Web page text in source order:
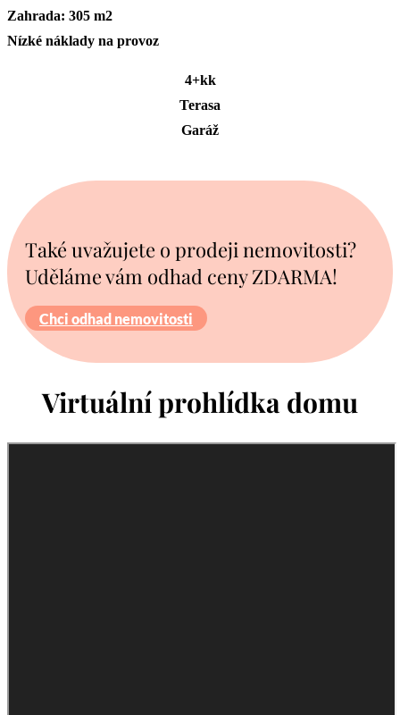
Zahrada: 305 m2
Nízké náklady na provoz
4+kk
Terasa
Garáž
Také uvažujete o prodeji nemovitosti?
Uděláme vám odhad ceny ZDARMA!
Chci odhad nemovitosti
Virtuální prohlídka domu